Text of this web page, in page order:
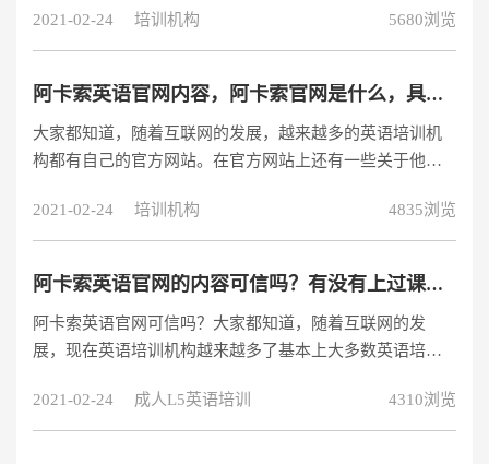
英语官网像门面一样，是别人了解一家英语培训机构的基
本，可是也不缺乏一些英语培训机构花钱包装自己的官
语官网里面的内容靠谱不靠谱，我也希望自己的了解能帮
助到大家。
2021-02-24 培训机构 5680浏览
阿卡索英语官网内容，阿卡索官网是什么，具体有什么内容？
大家都知道，随着互联网的发展，越来越多的英语培训机
构都有自己的官方网站。在官方网站上还有一些关于他们
2021-02-24
培训机构 4835浏览
阿卡索英语官网的内容可信吗？有没有上过课的家长？
阿卡索英语官网可信吗？大家都知道，随着互联网的发
展，现在英语培训机构越来越多了基本上大多数英语培训
教等一些其它方面的知识，英语官网像门面一样，是别人
了解一家英语培训机构的基本，可是也不缺乏一些英语培
2021-02-24 成人L5英语培训 4310浏览